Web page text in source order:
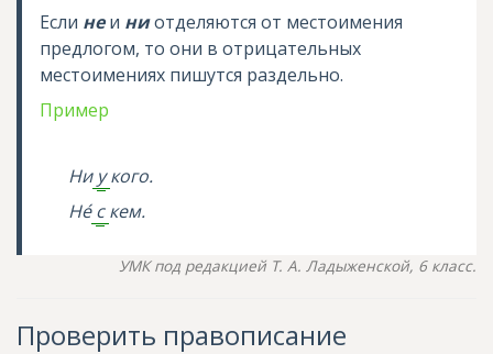
Если неи ниотделяются от местоимения
предлогом, то они в отрицательных
местоимениях пишутся раздельно.
Пример
Ни у кого.
Не с кем.
УМК под редакцией Т. А. Ладыженской, 6 класс.
Проверить правописание